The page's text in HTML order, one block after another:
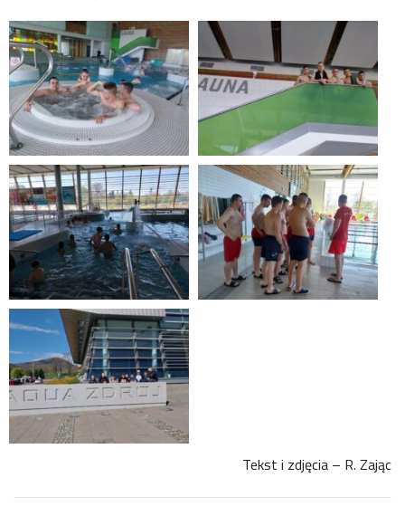
Tekst i zdjęcia – R. Zając